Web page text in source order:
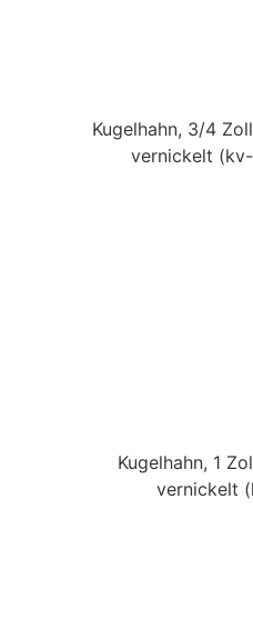
Kugelhahn, 3/4
vernickelt
Kugelhahn, 1
vernickelt